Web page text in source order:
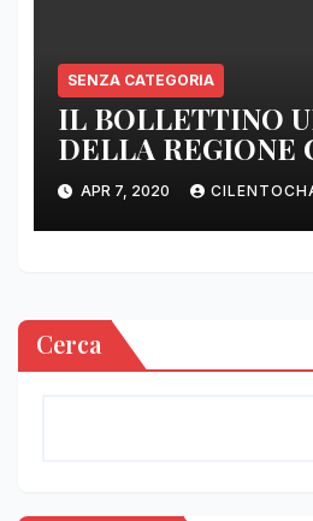
SENZA CATEGORIA
IL BOLLETTINO
DELLA REGIONE
DELLE ORE 22.00
APR 7, 2020
Cerca